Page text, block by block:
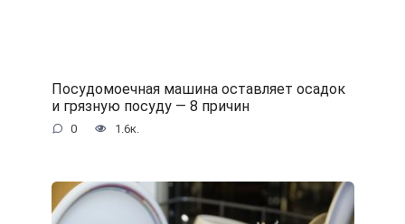
Посудомоечная машина оставляет осадок
и грязную посуду — 8 причин
0 1.6к.